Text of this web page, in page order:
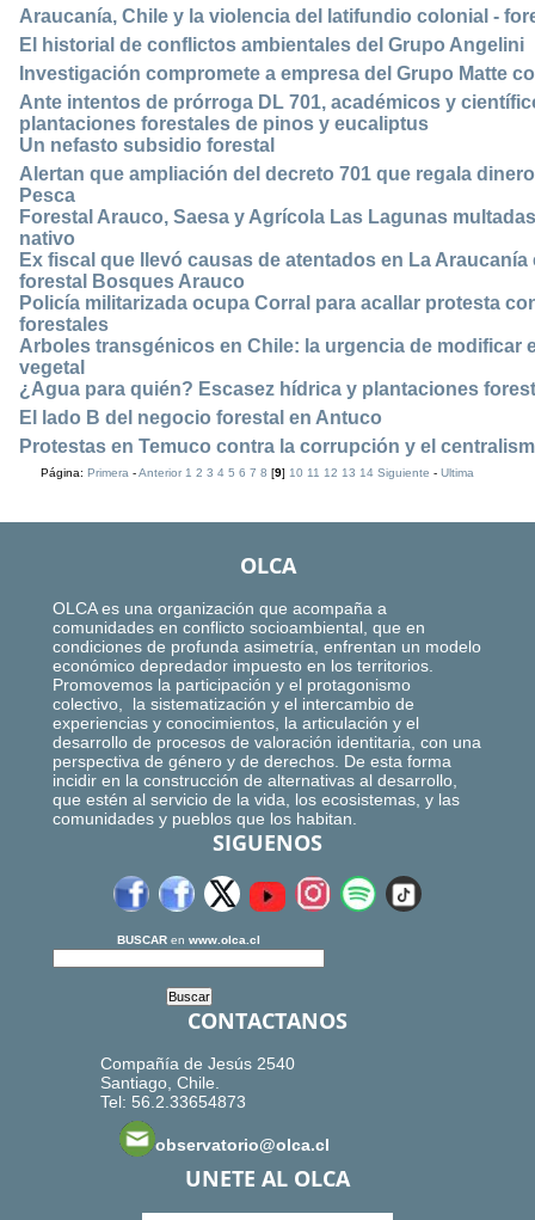
Araucanía, Chile y la violencia del latifundio colonial -
El historial de conflictos ambientales del Grupo Angelini
Investigación compromete a empresa del Grupo Matte
Ante intentos de prórroga DL 701, académicos y
plantaciones forestales de pinos y eucaliptus
Un nefasto subsidio forestal
Alertan que ampliación del decreto 701 que regala
Pesca
Forestal Arauco, Saesa y Agrícola Las Lagunas
nativo
Ex fiscal que llevó causas de atentados en La
forestal Bosques Arauco
Policía militarizada ocupa Corral para acallar protesta
forestales
Arboles transgénicos en Chile: la urgencia de modificar
vegetal
¿Agua para quién? Escasez hídrica y plantaciones
El lado B del negocio forestal en Antuco
Protestas en Temuco contra la corrupción y el
Página:Primera -Anterior 1 2 3 4 5 6 7 8 [9]10 11 12 13 14 Siguiente -Ultima
OLCA
OLCA es una organización que acompaña a
comunidades en conflicto socioambiental, que en
condiciones de profunda asimetría, enfrentan un modelo
económico depredador impuesto en los territorios.
Promovemos la participación y el protagonismo
colectivo, la sistematización y el intercambio de
experiencias y conocimientos, la articulación y el
desarrollo de procesos de valoración identitaria, con una
perspectiva de género y de derechos. De esta forma
incidir en la construcción de alternativas al desarrollo,
que estén al servicio de la vida, los ecosistemas, y las
comunidades y pueblos que los habitan.
SIGUENOS
BUSCAR en www.olca.cl
CONTACTANOS
Compañía de Jesús 2540
Santiago, Chile.
Tel: 56.2.33654873
observatorio@olca.cl
UNETE AL OLCA